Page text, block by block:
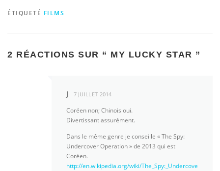
ÉTIQUETÉ FILMS
2 RÉACTIONS SUR “ MY LUCKY STAR ”
J 7 JUILLET 2014
Coréen non; Chinois oui.
Divertissant assurément.
Dans le même genre je conseille « The Spy:
Undercover Operation » de 2013 qui est
Coréen.
http://en.wikipedia.org/wiki/The_Spy:_Undercove